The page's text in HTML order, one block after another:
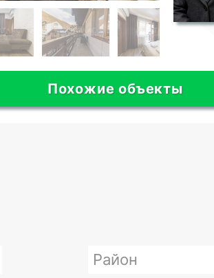
Похожие объекты
Район